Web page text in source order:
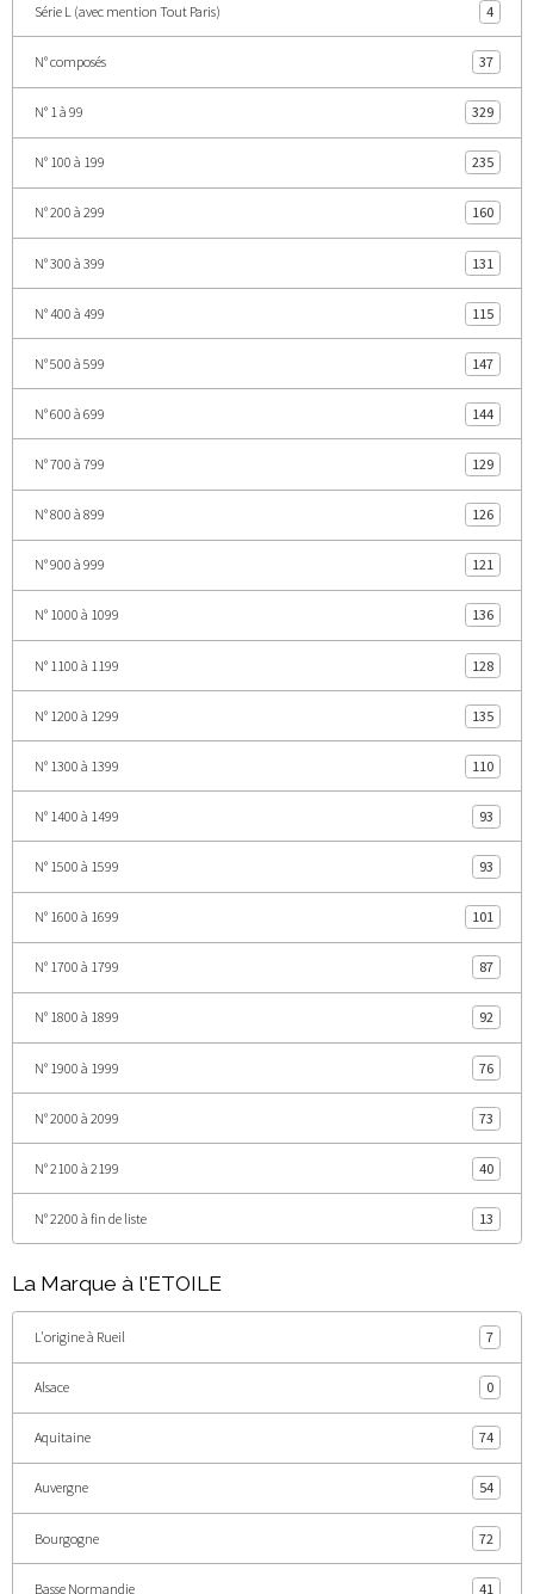
Série L (avec mention Tout Paris) 4
N° composés 37
N° 1 à 99 329
N° 100 à 199 235
N° 200 à 299 160
N° 300 à 399 131
N° 400 à 499 115
N° 500 à 599 147
N° 600 à 699 144
N° 700 à 799 129
N° 800 à 899 126
N° 900 à 999 121
N° 1000 à 1099 136
N° 1100 à 1199 128
N° 1200 à 1299 135
N° 1300 à 1399 110
N° 1400 à 1499 93
N° 1500 à 1599 93
N° 1600 à 1699 101
N° 1700 à 1799 87
N° 1800 à 1899 92
N° 1900 à 1999 76
N° 2000 à 2099 73
N° 2100 à 2199 40
N° 2200 à fin de liste 13
La Marque à l'ETOILE
L'origine à Rueil 7
Alsace 0
Aquitaine 74
Auvergne 54
Bourgogne 72
Basse Normandie 41